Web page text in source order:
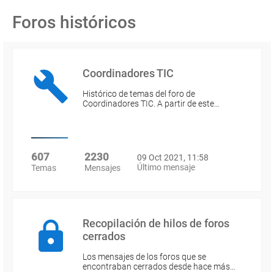
Foros históricos
Coordinadores TIC
Histórico de temas del foro de
Coordinadores TIC. A partir de este…
607
Temas
2230
Mensajes
09 Oct 2021, 11:58
Último mensaje
Recopilación de hilos de foros
cerrados
Los mensajes de los foros que se
encontraban cerrados desde hace más…